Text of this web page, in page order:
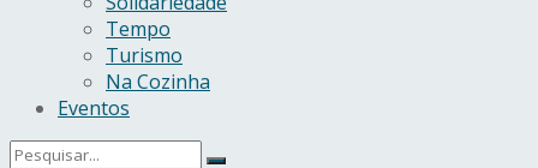
Tempo
Turismo
Na Cozinha
Eventos